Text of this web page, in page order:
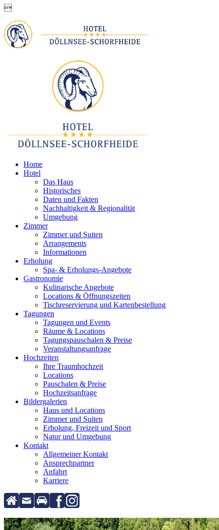

Home
Hotel
Das Haus
Historisches
Daten und Fakten
Nachhaltigkeit & Regionalität
Umgebung
Zimmer
Zimmer und Suiten
Arrangements
Informationen
Erholung
Spa- & Erholungs-Angebote
Gastronomie
Kulinarische Angebote
Locations & Öffnungszeiten
Tischreservierung und Kartenbestellung
Tagungen
Tagungen und Events
Räume & Locations
Tagungspauschalen & Preise
Veranstaltungsanfrage
Hochzeiten
Ihre Traumhochzeit
Locations
Pauschalen & Preise
Hochzeitsanfrage
Bildergalerien
Haus und Locations
Zimmer und Suiten
Erholung, Freizeit und Sport
Natur und Umgebung
Kontakt
Allgemeiner Kontakt
Ansprechpartner
Anfahrt
Karriere